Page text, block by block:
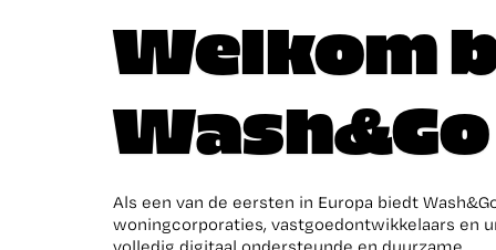
Welkom
Wash&Go
Als een van de eersten in Europa biedt
woningcorporaties, vastgoedontwikkelaars en